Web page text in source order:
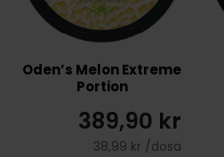
Oden’s Melon Extreme
Portion
389,90 kr
38,99 kr /dosa